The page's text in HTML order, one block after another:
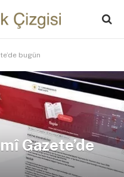
bugün
Gazete’de